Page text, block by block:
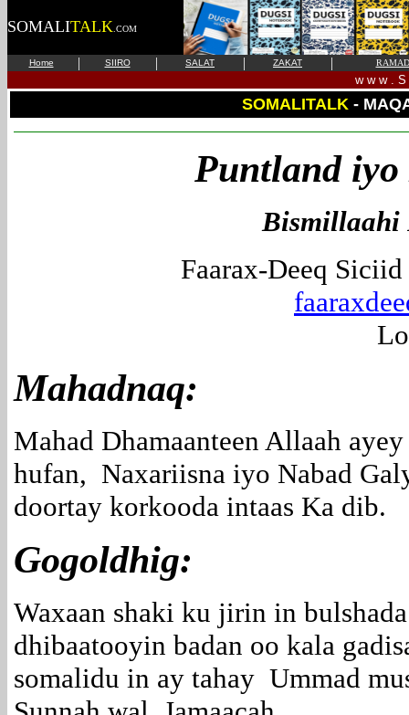
SOMALITALK .COM
Home | SIIRO | SALAT | ZAKAT |
w w w .
SOMALITALK -
Puntland
Bismillaahi
Faarax-Deeq
Mahadnaq:
Mahad Dhamaanteen Allaah
hufan, Naxariisna iyo Nabad
doortay korkooda intaas Ka dib.
Gogoldhig:
Waxaan shaki ku jirin in
dhibaatooyin badan oo kala
somalidu in ay tahay Ummad